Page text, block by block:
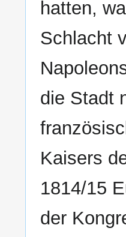
hatten,
Schlacht
die Stadt
Kaisers
1814/15
der